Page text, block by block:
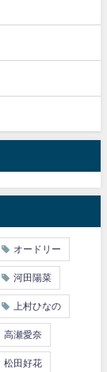
オードリー
河田陽菜
上村ひなの
高瀬愛奈
松田好花